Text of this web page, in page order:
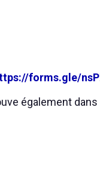
forms.gle/
également dans